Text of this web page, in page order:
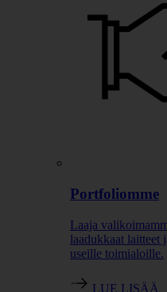
Portfoliomme
Laaja
laadukkaat laitteet
useille toimialoille.
LUE LISÄÄ